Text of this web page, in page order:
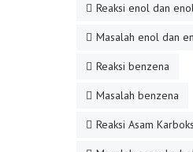
Reaksi enol dan
Masalah enol dan
Reaksi benzena
Masalah benzena
Reaksi Asam